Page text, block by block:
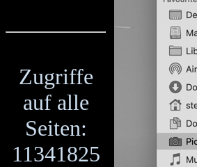
Zugriffe
auf alle
Seiten:
11341825